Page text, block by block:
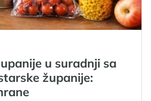
u suradnji sa
županije: